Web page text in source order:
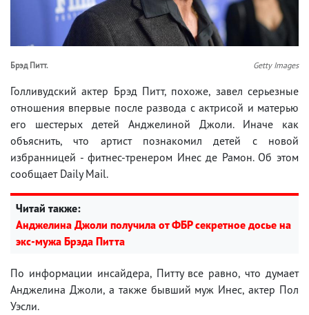
Брэд Питт. Getty Images
Голливудский актер Брэд Питт, похоже, завел серьезные
отношения впервые после развода с актрисой и матерью
его шестерых детей Анджелиной Джоли. Иначе как
объяснить, что артист познакомил детей с новой
избранницей - фитнес-тренером Инес де Рамон. Об этом
сообщает Daily Mail.
Читай также:
Анджелина Джоли получила от ФБР секретное досье на
экс-мужа Брэда Питта
По информации инсайдера, Питту все равно, что думает
Анджелина Джоли, а также бывший муж Инес, актер Пол
Уэсли.